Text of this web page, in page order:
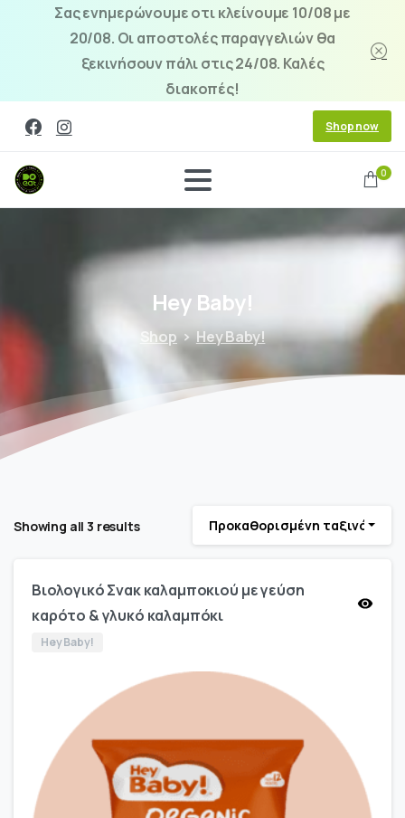
Σας ενημερώνουμε οτι κλείνουμε 10/08 με
20/08. Οι αποστολές παραγγελιών θα
ξεκινήσουν πάλι στις 24/08. Καλές
διακοπές!
Shop now
0
Hey Baby!
Shop Hey Baby!
Showing all 3 results Προκαθορισμένη ταξινόμηση
Βιολογικό Σνακ καλαμποκιού με γεύση
καρότο & γλυκό καλαμπόκι
Hey Baby!